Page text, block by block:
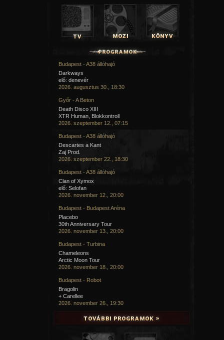
Budapest - A38 állóhajó
Darkways
elő: denevér
2026. augusztus 30., 18:30
Győr - A Beton
Death Disco XIII
XTR Human, Blokkontroll
2026. szeptember 12., 07:15
Budapest - A38 állóhajó
Descartes a Kant
Zaj Prod.
2026. szeptember 22., 18:30
Budapest - A38 állóhajó
Clan of Xymox
elő: Selofan
2026. november 12., 20:00
Budapest - Budapest Aréna
Placebo
30th Anniversary Tour
2026. november 13., 20:00
Budapest - Turbina
Chameleons
Arctic Moon Tour
2026. november 18., 20:00
Budapest - Robot
Bragolin
+ Carellee
2026. november 26., 19:30